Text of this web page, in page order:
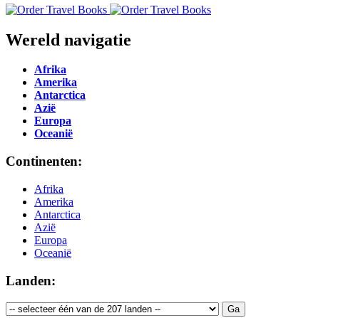
Wereld navigatie
Afrika
Amerika
Antarctica
Azië
Europa
Oceanië
Continenten:
Afrika
Amerika
Antarctica
Azië
Europa
Oceanië
Landen: